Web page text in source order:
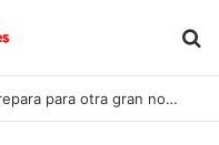
::Fútbol – El Metropolitano se prepara para otra gran noche de la Roja ante Inglaterra